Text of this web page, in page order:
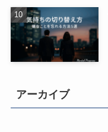
アーカイブ